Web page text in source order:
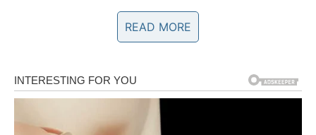
želeli da vas neko razume bez mnogo reči, taj trenutak je
sve bliži. Sudbina vas uči da ne morate više sve sami –
STRELAC – SREĆA KOJA
DOLAZI KROZ PUT I PROMENU
READ MORE